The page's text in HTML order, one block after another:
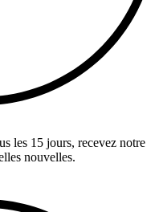
les 15 jours, recevez notre
nouvelles.